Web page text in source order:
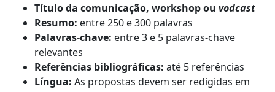
Título da comunicação, workshop ou vodcast
Resumo: entre 250 e 300 palavras
Palavras-chave: entre 3 e 5 palavras-chave
relevantes
Referências bibliográficas: até 5 referências
Língua: As propostas devem ser redigidas em